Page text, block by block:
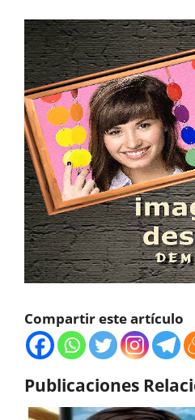
Compartir este artículo
Publicaciones